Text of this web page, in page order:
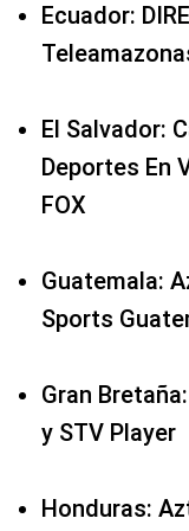
Ecuador:
El Salvador:
Deportes En
FOX
Guatemala:
Sports
Gran
y STV Player
Honduras: